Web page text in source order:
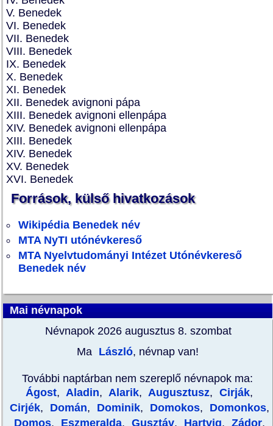
V. Benedek
VI. Benedek
VII. Benedek
VIII. Benedek
IX. Benedek
X. Benedek
XI. Benedek
XII. Benedek avignoni pápa
XIII. Benedek avignoni ellenpápa
XIV. Benedek avignoni ellenpápa
XIII. Benedek
XIV. Benedek
XV. Benedek
XVI. Benedek
Források, külső hivatkozások
Wikipédia Benedek név
MTA NyTI utónévkereső
MTA Nyelvtudományi Intézet Utónévkereső
Benedek név
Mai névnapok
Névnapok 2026 augusztus 8. szombat
Ma
László, névnap van!
További naptárban nem szereplő névnapok ma:
Ágost, Aladin, Alarik, Augusztusz, Cirják,
Cirjék, Domán, Dominik, Domokos, Domonkos,
Domos, Eszmeralda, Gusztáv, Hartvig, Zádor,